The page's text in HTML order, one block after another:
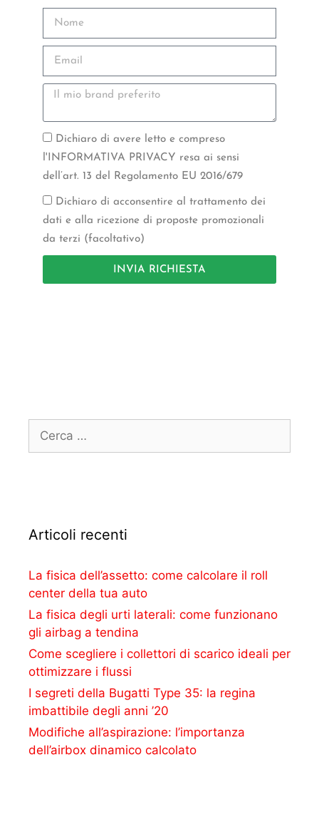
Dichiaro di avere letto e compreso
l'INFORMATIVA PRIVACY resa ai sensi
dell’art. 13 del Regolamento EU 2016/679
Dichiaro di acconsentire al trattamento dei
dati e alla ricezione di proposte promozionali
da terzi (facoltativo)
INVIA RICHIESTA
Articoli recenti
La fisica dell’assetto: come calcolare il roll
center della tua auto
La fisica degli urti laterali: come funzionano
gli airbag a tendina
Come scegliere i collettori di scarico ideali per
ottimizzare i flussi
I segreti della Bugatti Type 35: la regina
imbattibile degli anni ’20
Modifiche all’aspirazione: l’importanza
dell’airbox dinamico calcolato